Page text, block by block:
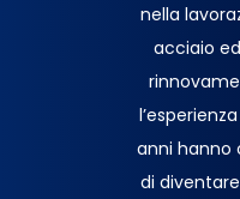
nella
acciaio
anni hanno
di